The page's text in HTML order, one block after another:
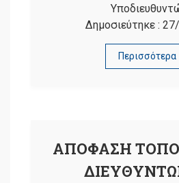
Δημοσιεύτηκε :
Περισσότερα
ΑΠΟΦΑΣΗ